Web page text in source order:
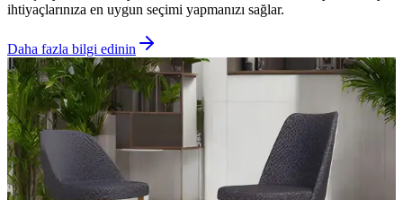
ihtiyaçlarınıza en uygun seçimi yapmanızı sağlar.
Daha fazla bilgi edinin